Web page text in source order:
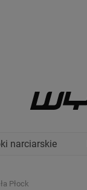
narciarskie
Płock